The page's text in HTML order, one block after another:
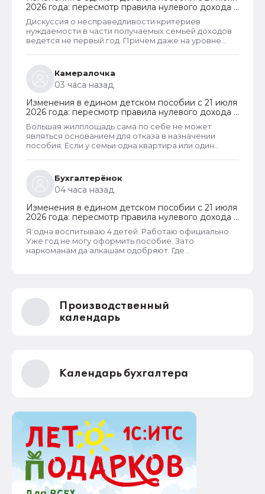
пособии отказывают, что конечно же
несправедливо.
2026 года: пересмотр правила нулевого дохода и
новый порядок оформления пособий по месту
пребывания
Дискуссия о несправедливости критериев
нуждаемости в части получаемых семьей доходов
ведется не первый год. Причем даже на уровне
пересмотреть. В начале года данные критерии
действительно пересмотрели. Но сделали это
только для многодетных семей. Теперь при
незначительном превышении доходов таких семей
показателей прожиточного минимума пособие они
все равно получают. Но других семей это не
коснулось.
Камералочка
03 часа назад
Изменения в едином детском пособии с 21 июля
2026 года: пересмотр правила нулевого дохода и
новый порядок оформления пособий по месту
пребывания
Большая жилплощадь сама по себе не может
являться основанием для отказа в назначении
пособия. Если у семьи одна квартира или один
площади жилья и количества квадратным метров
такой площади, приходящихся на каждого члена
семьи. В пособии отказывают только если в
собственности семьи находятся две и более
квартиры или жилых дома. Такая семья не может
считаться нуждающейся.
Бухгалтерёнок
04 часа назад
Изменения в едином детском пособии с 21 июля
2026 года: пересмотр правила нулевого дохода и
новый порядок оформления пособий по месту
пребывания
Я одна воспитываю 4 детей. Работаю официально.
Уже год не могу оформить пособие. Зато
наркоманам да алкашам одобряют. Где
Производственный
календарь
Календарь бухгалтера